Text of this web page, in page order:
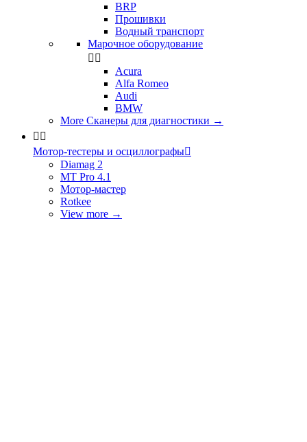
BRP
Прошивки
Водный транспорт
Марочное оборудование
 
Acura
Alfa Romeo
Audi
BMW
More Сканеры для диагностики →
 
Мотор-тестеры и осциллографы
Diamag 2
MT Pro 4.1
Мотор-мастер
Rotkee
View more →